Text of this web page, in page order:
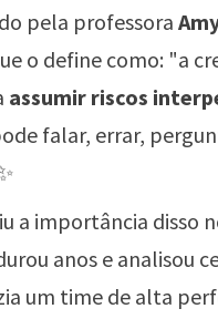
pela professora
o define como: "a
assumir riscos
falar, errar,
a importância disso
anos e analisou
um time de alta